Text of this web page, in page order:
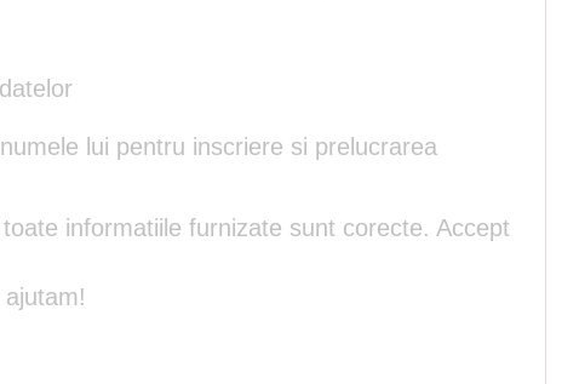
lui pentru inscriere si prelucrarea
informatiile furnizate sunt corecte. Accept